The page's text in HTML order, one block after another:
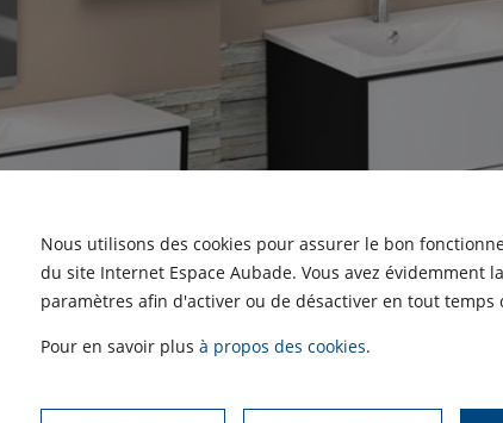
Nous utilisons des cookies pour assurer le bon
du site Internet Espace Aubade. Vous avez évidemment
paramètres afin d'activer ou de désactiver en tout temps
Pour en savoir plus à propos des cookies.